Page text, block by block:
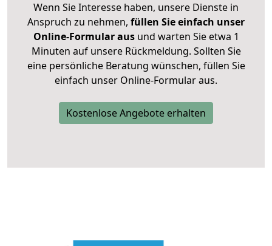
Wenn Sie Interesse haben, unsere Dienste in
Anspruch zu nehmen, füllen Sie einfach unser
Online-Formular ausund warten Sie etwa 1
Minuten auf unsere Rückmeldung. Sollten Sie
eine persönliche Beratung wünschen, füllen Sie
einfach unser Online-Formular aus.
Kostenlose Angebote erhalten